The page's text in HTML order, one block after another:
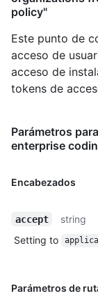
policy"
Este punto de
acceso de
acceso de
tokens de
Parámetros
enterprise
Encabezados
accept
string
Setting to
Parámetros de